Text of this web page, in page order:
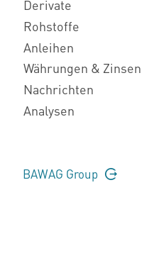
Derivate
Rohstoffe
Anleihen
Währungen & Zinsen
Nachrichten
Analysen
BAWAG Group